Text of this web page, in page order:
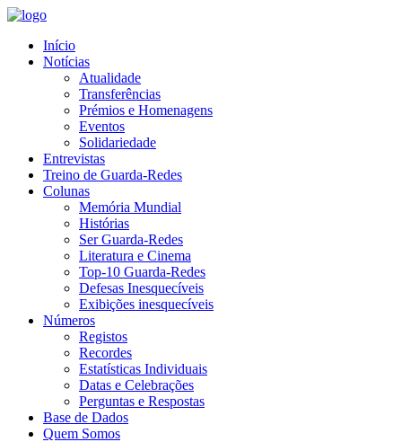
Início
Notícias
Atualidade
Transferências
Prémios e Homenagens
Eventos
Solidariedade
Entrevistas
Treino de Guarda-Redes
Colunas
Memória Mundial
Histórias
Ser Guarda-Redes
Literatura e Cinema
Top-10 Guarda-Redes
Defesas Inesquecíveis
Exibições inesquecíveis
Números
Registos
Recordes
Estatísticas Individuais
Datas e Celebrações
Perguntas e Respostas
Base de Dados
Quem Somos